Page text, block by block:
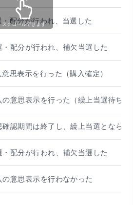
配分が行われ、当選した
・配分が行われ、補欠当選した
思表示を行った（購入確定）
意思表示を行った（繰上当選待ち）
確認期間は終了し、繰上当選とならな
・配分が行われ、補欠当選した
の意思表示を行わなかった
スクロールできます